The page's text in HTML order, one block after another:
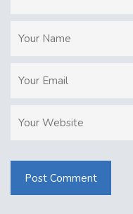
Post Comment